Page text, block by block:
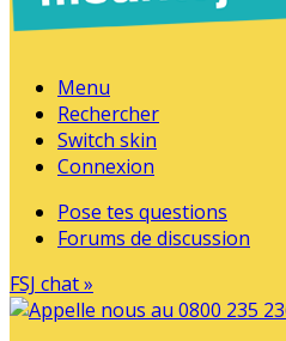
Menu
Rechercher
Switch skin
Connexion
Pose tes questions
Forums de discussion
FSJ chat »